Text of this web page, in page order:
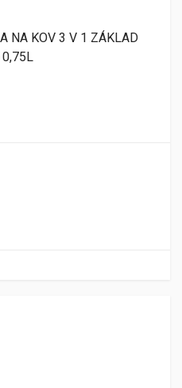
NA KOV 3 V 1 ZÁKLAD